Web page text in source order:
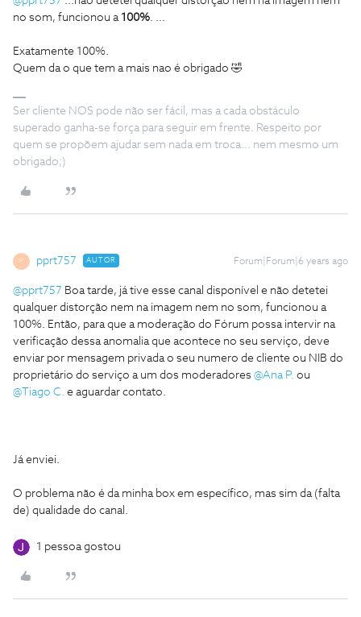
no som, funcionou a 100%
Exatamente 100%.
Quem da o que tem a mais nao é obrigado 🤣
Ser cliente NOS pode não ser fácil, mas a cada obstáculo
superado ganha-se força para seguir em frente. Respeito por
quem se propõem ajudar sem nada em troca... nem mesmo um
obrigado;)
P pprt757 AUTOR Forum|Forum|6 years ago
@pprt757 Boa tarde, já tive esse canal disponível e não detetei
qualquer distorção nem na imagem nem no som, funcionou a
100%. Então, para que a moderação do Fórum possa intervir na
verificação dessa anomalia que acontece no seu serviço, deve
enviar por mensagem privada o seu numero de cliente ou NIB do
proprietário do serviço a um dos moderadores @Ana P. ou
@Tiago C. e aguardar contato.
Já enviei.
O problema não é da minha box em específico, mas sim da (falta
de) qualidade do canal.
1 pessoa gostou